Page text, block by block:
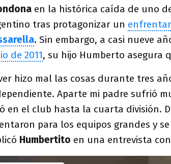
en la histórica caída de uno
tras protagonizar un
. Sin embargo, a casi nueve
de 2011, su hijo Humberto asegura
hizo mal las cosas durante tres
Aparte mi padre sufrió
en el club hasta la cuarta división.
para los equipos grandes y
Humbertito en una entrevista